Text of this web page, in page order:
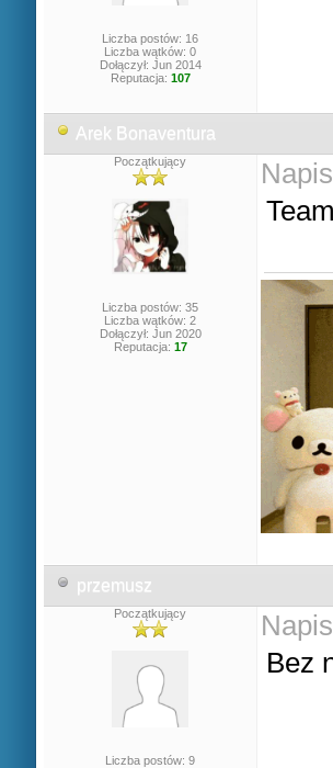
Liczba postów: 16
Liczba wątków: 0
Dołączył: Jun 2014
Reputacja: 107
Arek Bonaventura
Początkujący
Liczba postów: 35
Liczba wątków: 2
Dołączył: Jun 2020
Reputacja: 17
przemusz
Początkujący
Liczba postów: 9
Bez